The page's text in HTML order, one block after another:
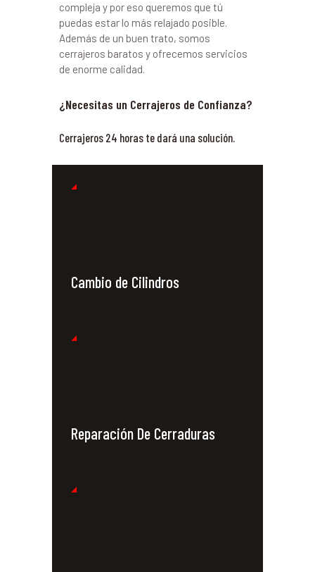
compleja y por eso queremos que tú
puedas estar lo más relajado posible.
Además de un buen trato, somos
cerrajeros baratos y ofrecemos servicios
de enorme calidad.
¿Necesitas un Cerrajeros de Confianza?
Cerrajeros 24 horas te dará una solución.
Cambio de Cilindros
Reparación De Cerraduras